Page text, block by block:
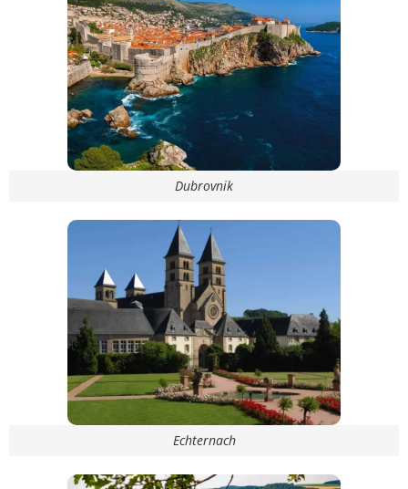
Dubrovnik
Echternach